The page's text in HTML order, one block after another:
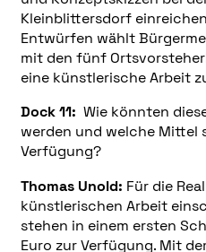
Kleinblittersdorf
Entwürfen wählt
mit den fünf
eine künstlerische Arbeit
Dock 11: Wie könnten
werden und welche Mittel
Verfügung?
Thomas Unold: Für die
künstlerischen Arbeit
stehen in einem ersten
Euro zur Verfügung. Mit